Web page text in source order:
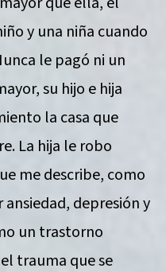
y una niña cuando
le pagó ni un
su hijo e hija
la casa que
La hija le robo
me describe, como
depresión y
un trastorno
trauma que se